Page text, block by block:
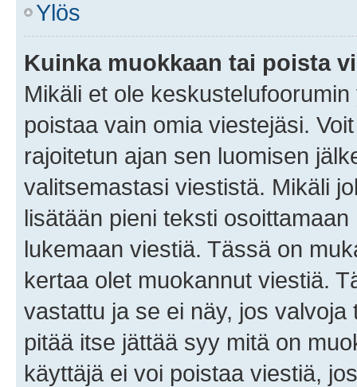
Ylös
Kuinka muokkaan tai poista
Mikäli et ole
poistaa vain omia viestejäsi.
rajoitetun ajan sen luomisen
valitsemastasi viestistä. Mikäli
lisätään pieni teksti
lukemaan viestiä. Tässä on
kertaa olet muokannut viestiä.
vastattu ja se ei näy, jos
pitää itse jättää syy mitä on
käyttäjä ei voi poistaa viestiä,